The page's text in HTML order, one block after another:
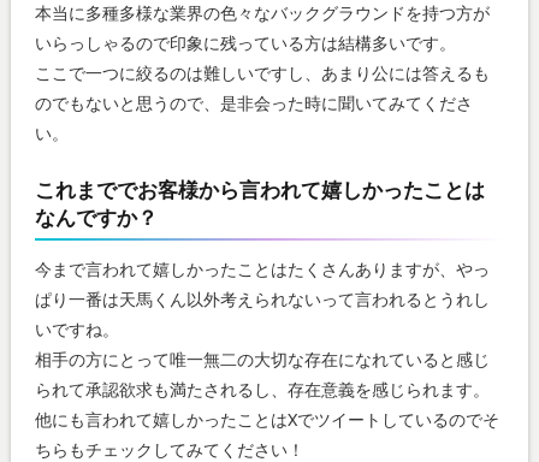
本当に多種多様な業界の色々なバックグラウンドを持つ方が
いらっしゃるので印象に残っている方は結構多いです。
ここで一つに絞るのは難しいですし、あまり公には答えるも
のでもないと思うので、是非会った時に聞いてみてくださ
い。
これまででお客様から言われて嬉しかったことは
なんですか？
今まで言われて嬉しかったことはたくさんありますが、やっ
ぱり一番は天馬くん以外考えられないって言われるとうれし
いですね。
相手の方にとって唯一無二の大切な存在になれていると感じ
られて承認欲求も満たされるし、存在意義を感じられます。
他にも言われて嬉しかったことはXでツイートしているのでそ
ちらもチェックしてみてください！